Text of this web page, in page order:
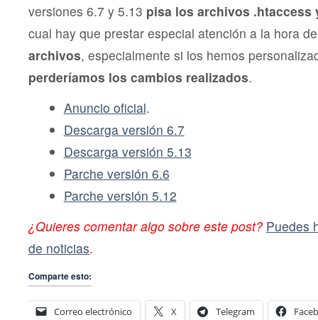
versiones 6.7 y 5.13 pisa los archivos .htaccess
cual hay que prestar especial atención a la hora
archivos, especialmente si los hemos
perderíamos los cambios realizados.
Anuncio oficial.
Descarga versión 6.7
Descarga versión 5.13
Parche versión 6.6
Parche versión 5.12
¿Quieres comentar algo sobre este post? Puedes
de noticias.
Comparte esto:
Correo electrónico X Telegram